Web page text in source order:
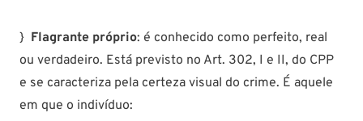
} Flagrante próprio: é conhecido como perfeito, real
ou verdadeiro. Está previsto no Art. 302, I e II, do CPP
e se caracteriza pela certeza visual do crime. É aquele
em que o indivíduo: